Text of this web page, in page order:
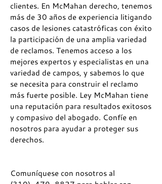
clientes. En McMahan derecho, tenemos
más de 30 años de experiencia litigando
casos de lesiones catastróficas con éxito
la participación de una amplia variedad
de reclamos. Tenemos acceso a los
mejores expertos y especialistas en una
variedad de campos, y sabemos lo que
se necesita para construir el reclamo
más fuerte posible. Ley McMahan tiene
una reputación para resultados exitosos
y compasivo del abogado. Confíe en
nosotros para ayudar a proteger sus
derechos.
Comuníquese con nosotros al